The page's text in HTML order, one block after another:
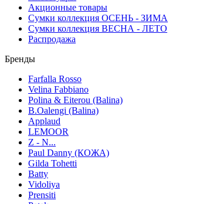
Акционные товары
Сумки коллекция ОСЕНЬ - ЗИМА
Сумки коллекция ВЕСНА - ЛЕТО
Распродажа
Бренды
Farfalla Rosso
Velina Fabbiano
Polina & Eiterou (Balina)
B.Oalengi (Balina)
Applaud
LEMOOR
Z - N...
Paul Danny (КОЖА)
Gilda Tohetti
Batty
Vidoliya
Prensiti